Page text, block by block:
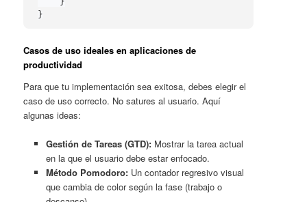
}
Casos de uso ideales en aplicaciones de
productividad
Para que tu implementación sea exitosa, debes elegir el
caso de uso correcto. No satures al usuario. Aquí
algunas ideas:
Gestión de Tareas (GTD):Mostrar la tarea actual
en la que el usuario debe estar enfocado.
Método Pomodoro:Un contador regresivo visual
que cambia de color según la fase (trabajo o